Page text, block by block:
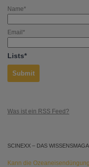
Name*
Email*
Lists*
Was ist ein RSS Feed?
SCINEXX – DAS
Kann die